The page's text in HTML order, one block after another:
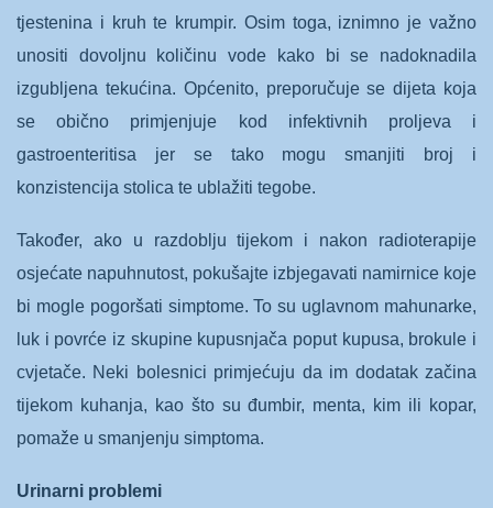
tjestenina i kruh te krumpir. Osim toga, iznimno je važno
unositi dovoljnu količinu vode kako bi se nadoknadila
izgubljena tekućina. Općenito, preporučuje se dijeta koja
se obično primjenjuje kod infektivnih proljeva i
gastroenteritisa jer se tako mogu smanjiti broj i
konzistencija stolica te ublažiti tegobe.
Također, ako u razdoblju tijekom i nakon radioterapije
osjećate napuhnutost, pokušajte izbjegavati namirnice koje
bi mogle pogoršati simptome. To su uglavnom mahunarke,
luk i povrće iz skupine kupusnjača poput kupusa, brokule i
cvjetače. Neki bolesnici primjećuju da im dodatak začina
tijekom kuhanja, kao što su đumbir, menta, kim ili kopar,
pomaže u smanjenju simptoma.
Urinarni problemi